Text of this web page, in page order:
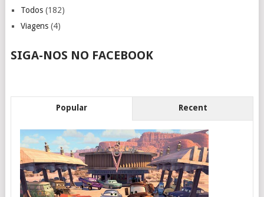
Todos(182)
Viagens(4)
SIGA-NOS NO FACEBOOK
Popular Recent